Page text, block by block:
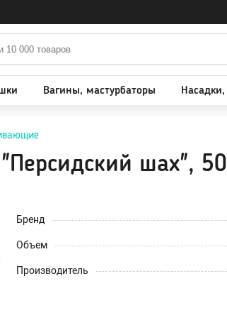
насадки для мужчин
страпоны
мастурбаторы
Кляпы
Маски, ушки
Зажимы для
Вагины, мастурбаторы
шах",
Бренд
Объем
Производитель